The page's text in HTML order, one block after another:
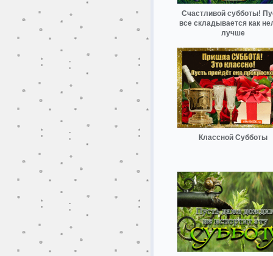
Счастливой субботы!
все складывается как
лучше
Классной Субботы